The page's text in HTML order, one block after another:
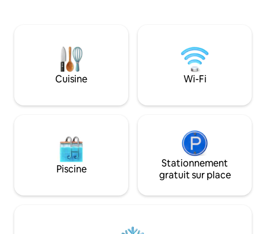
sur le patio arrière, sont quelques-unes
des grandes caractéristiques que nous
avons à offrir ! NOUS PROPOSONS
MAINTENANT DES LOCATIONS DE
DES INFORMATIONS À CE SUJET SI
sur le porche
jacuzzi privé
naturelle et se
de la porte de la
Cuisine Wi-Fi
Piscine
Stationnement
gratuit sur place